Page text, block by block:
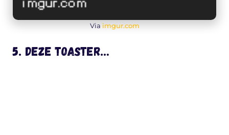
Via imgur.com
5. Deze toaster…